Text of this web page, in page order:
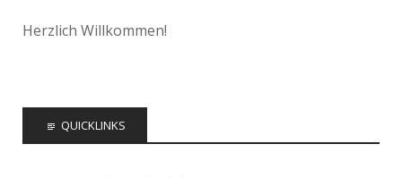
Herzlich Willkommen!
QUICKLINKS